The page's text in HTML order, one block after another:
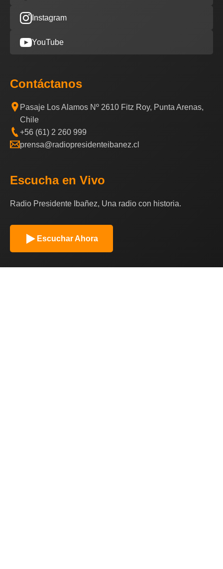
Instagram
YouTube
Contáctanos
Pasaje Los Alamos Nº 2610 Fitz Roy, Punta Arenas,
Chile
+56 (61) 2 260 999
prensa@radiopresidenteibanez.cl
Escucha en Vivo
Radio Presidente Ibañez, Una radio con historia.
Escuchar Ahora